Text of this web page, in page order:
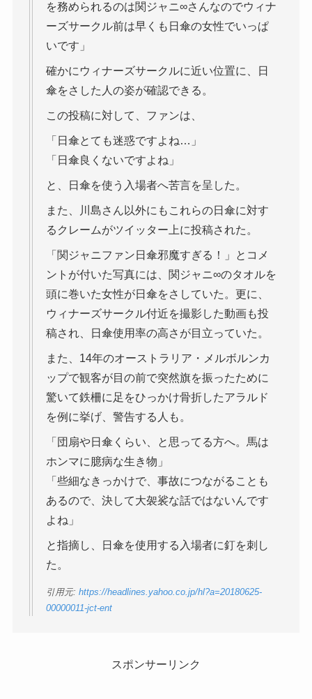
を務められるのは関ジャニ∞さんなのでウィナ
ーズサークル前は早くも日傘の女性でいっぱ
いです」
確かにウィナーズサークルに近い位置に、日
傘をさした人の姿が確認できる。
この投稿に対して、ファンは、
「日傘とても迷惑ですよね…」
「日傘良くないですよね」
と、日傘を使う入場者へ苦言を呈した。
また、川島さん以外にもこれらの日傘に対す
るクレームがツイッター上に投稿された。
「関ジャニファン日傘邪魔すぎる！」とコメ
ントが付いた写真には、関ジャニ∞のタオルを
頭に巻いた女性が日傘をさしていた。更に、
ウィナーズサークル付近を撮影した動画も投
稿され、日傘使用率の高さが目立っていた。
また、14年のオーストラリア・メルボルンカ
ップで観客が目の前で突然旗を振ったために
驚いて鉄柵に足をひっかけ骨折したアラルド
を例に挙げ、警告する人も。
「団扇や日傘くらい、と思ってる方へ。馬は
ホンマに臆病な生き物」
「些細なきっかけで、事故につながることも
あるので、決して大袈裟な話ではないんです
よね」
と指摘し、日傘を使用する入場者に釘を刺し
た。
引用元: https://headlines.yahoo.co.jp/hl?a=20180625-
00000011-jct-ent
スポンサーリンク